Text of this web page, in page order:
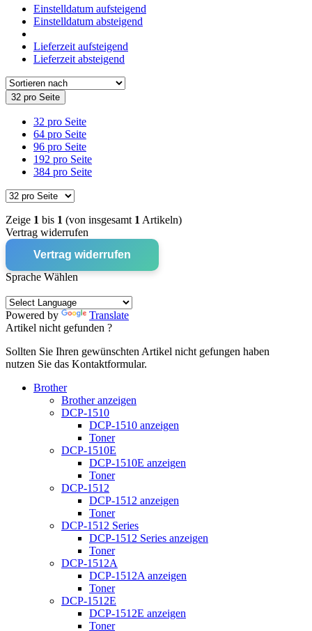
Einstelldatum aufsteigend
Einstelldatum absteigend
Lieferzeit aufsteigend
Lieferzeit absteigend
32 pro Seite
32 pro Seite
64 pro Seite
96 pro Seite
192 pro Seite
384 pro Seite
Zeige 1 bis 1 (von insgesamt 1 Artikeln)
Vertrag widerrufen
Vertrag widerrufen
Sprache Wählen
Powered by
Translate
Artikel nicht gefunden ?
Sollten Sie Ihren gewünschten Artikel nicht gefungen haben
nutzen Sie das Kontaktformular.
Brother
Brother anzeigen
DCP-1510
DCP-1510 anzeigen
Toner
DCP-1510E
DCP-1510E anzeigen
Toner
DCP-1512
DCP-1512 anzeigen
Toner
DCP-1512 Series
DCP-1512 Series anzeigen
Toner
DCP-1512A
DCP-1512A anzeigen
Toner
DCP-1512E
DCP-1512E anzeigen
Toner